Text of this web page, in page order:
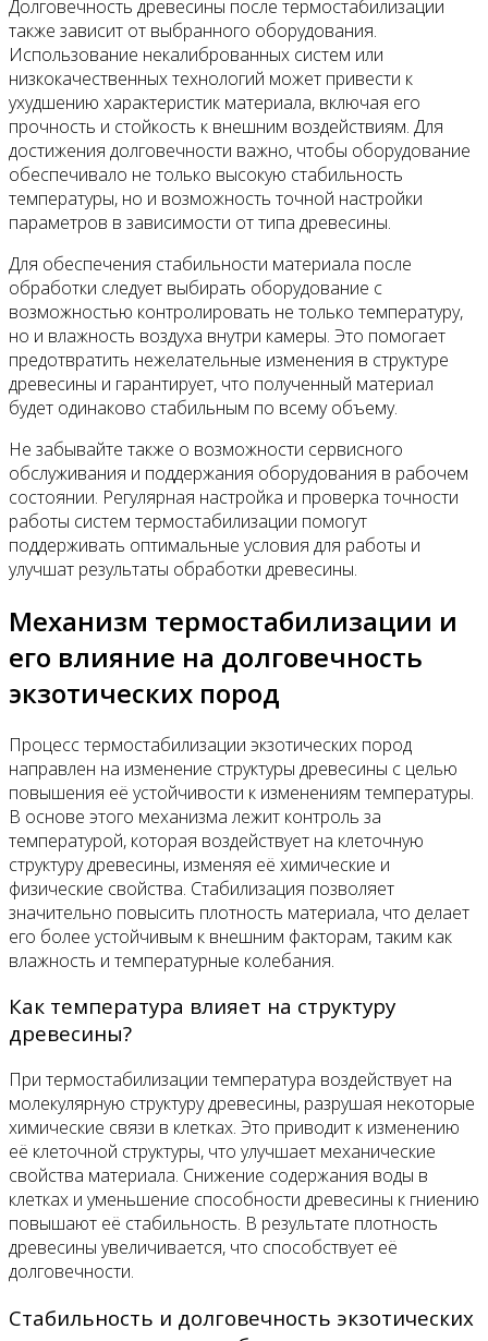
Долговечность древесины после термостабилизации
также зависит от выбранного оборудования.
Использование некалиброванных систем или
низкокачественных технологий может привести к
ухудшению характеристик материала, включая его
прочность и стойкость к внешним воздействиям. Для
достижения долговечности важно, чтобы оборудование
обеспечивало не только высокую стабильность
температуры, но и возможность точной настройки
параметров в зависимости от типа древесины.
Для обеспечения стабильности материала после
обработки следует выбирать оборудование с
возможностью контролировать не только температуру,
но и влажность воздуха внутри камеры. Это помогает
предотвратить нежелательные изменения в структуре
древесины и гарантирует, что полученный материал
будет одинаково стабильным по всему объему.
Не забывайте также о возможности сервисного
обслуживания и поддержания оборудования в рабочем
состоянии. Регулярная настройка и проверка точности
работы систем термостабилизации помогут
поддерживать оптимальные условия для работы и
улучшат результаты обработки древесины.
Механизм термостабилизации и
его влияние на долговечность
экзотических пород
Процесс термостабилизации экзотических пород
направлен на изменение структуры древесины с целью
повышения её устойчивости к изменениям температуры.
В основе этого механизма лежит контроль за
температурой, которая воздействует на клеточную
структуру древесины, изменяя её химические и
физические свойства. Стабилизация позволяет
значительно повысить плотность материала, что делает
его более устойчивым к внешним факторам, таким как
влажность и температурные колебания.
Как температура влияет на структуру
древесины?
При термостабилизации температура воздействует на
молекулярную структуру древесины, разрушая некоторые
химические связи в клетках. Это приводит к изменению
её клеточной структуры, что улучшает механические
свойства материала. Снижение содержания воды в
клетках и уменьшение способности древесины к гниению
повышают её стабильность. В результате плотность
древесины увеличивается, что способствует её
долговечности.
Стабильность и долговечность экзотических